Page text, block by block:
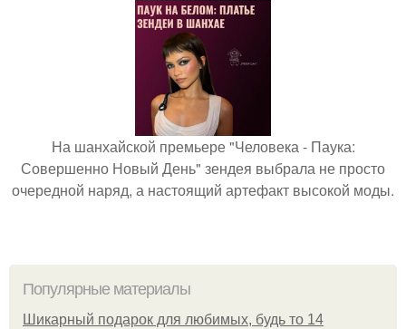
На шанхайской премьере "Человека - Паука:
Совершенно Новый День" зендея выбрала не просто
очередной наряд, а настоящий артефакт высокой моды.
Популярные материалы
Шикарный подарок для любимых, будь то 14